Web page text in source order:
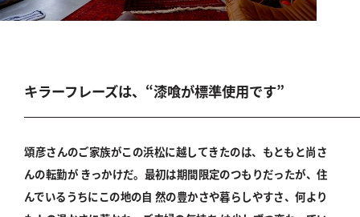
キラーフレーズは、“漆喰が標準使用です”
頌彦さんのご家族がこの浜松に越してきたのは、もともと尚さ
んの転勤が きっかけだ。最初は期間限定のつもりだったが、住
んでいるうちにこの地の自 然の豊かさや暮らしやすさ、何より